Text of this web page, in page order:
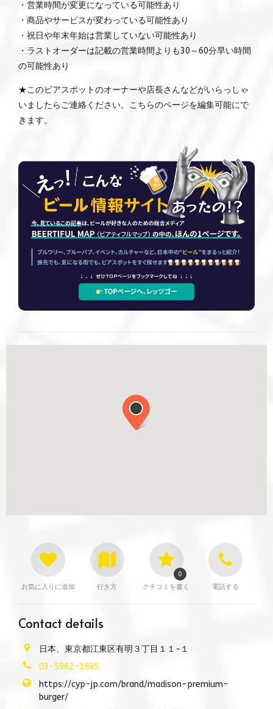
・営業時間が変更になっている可能性あり
・商品やサービスが変わっている可能性あり
・祝日や年末年始は営業していない可能性あり
・ラストオーダーは記載の営業時間よりも30～60分早い時間
の可能性あり
★このビアスポットのオーナーや店長さんなどがいらっしゃ
いましたらご連絡ください。こちらのページを編集可能にで
きます。
お気に入りに追加 行き方 クチコミを書く
0
電話する
Contact details
日本、東京都江東区有明３丁目１１−１
03-5962-1895
https://cyp-jp.com/brand/madison-premium-
burger/